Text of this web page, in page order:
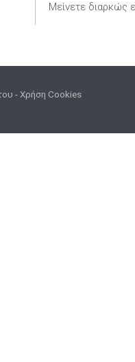
Μείνετε διαρκώς
-Χρήση Cookies